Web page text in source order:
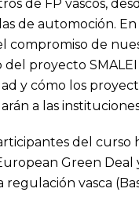
de FP vascos,
de automoción.
compromiso de
proyecto
y cómo los
a las
del
Green Deal
vasca